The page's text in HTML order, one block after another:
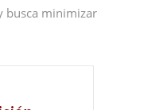
busca minimizar